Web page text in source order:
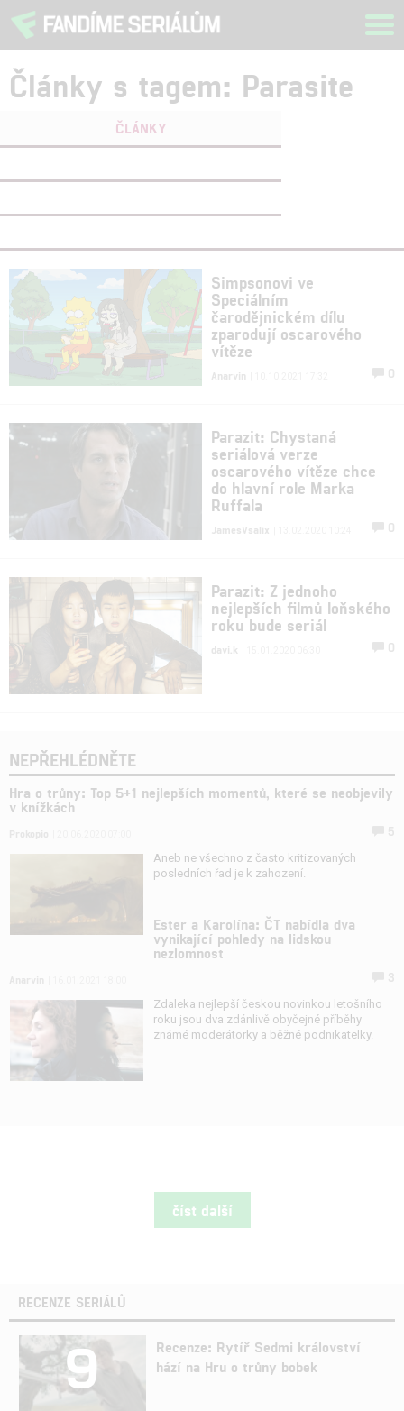
Články s tagem: Parasite
ČLÁNKY
Simpsonovi ve
Speciálním
čarodějnickém dílu
zparodují oscarového
vítěze
Anarvin 0
Parazit: Chystaná
seriálová verze
oscarového vítěze chce
do hlavní role Marka
Ruffala
JamesVsalix 0
Parazit: Z jednoho
nejlepších filmů loňského
roku bude seriál
davi.k 0
NEPŘEHLÉDNĚTE
Hra o trůny: Top 5+1 nejlepších momentů, které se neobjevily
v knížkách
Aneb ne všechno z často kritizovaných
posledních řad je k zahození.
Ester a Karolína: ČT nabídla dva
vynikající pohledy na lidskou
nezlomnost
Zdaleka nejlepší českou novinkou letošního
roku jsou dva zdánlivě obyčejné příběhy
známé moderátorky a běžné podnikatelky.
číst další
RECENZE SERIÁLŮ
9
Recenze: Rytíř Sedmi království
hází na Hru o trůny bobek